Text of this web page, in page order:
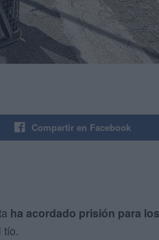
Compartir en Facebook
ha acordado prisión para
tío.